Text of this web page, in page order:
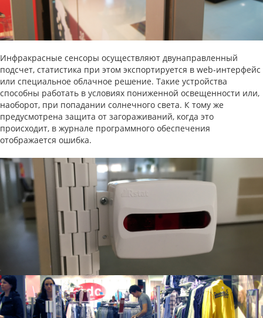
Инфракрасные сенсоры осуществляют двунаправленный
подсчет, статистика при этом экспортируется в web-интерфейс
или специальное облачное решение. Такие устройства
способны работать в условиях пониженной освещенности или,
наоборот, при попадании солнечного света. К тому же
предусмотрена защита от загораживаний, когда это
происходит, в журнале программного обеспечения
отображается ошибка.